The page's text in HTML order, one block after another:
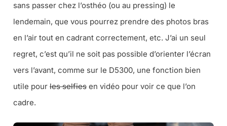
sans passer chez l’osthéo (ou au pressing) le
lendemain, que vous pourrez prendre des photos bras
en l’air tout en cadrant correctement, etc. J’ai un seul
regret, c’est qu’il ne soit pas possible d’orienter l’écran
vers l’avant, comme sur le D5300, une fonction bien
utile pour les selfies en vidéo pour voir ce que l’on
cadre.